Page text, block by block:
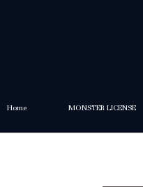
Home MONSTER LICENSE